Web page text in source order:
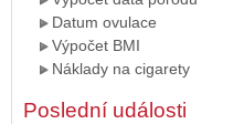
Datum ovulace
Výpočet BMI
Náklady na cigarety
Poslední události